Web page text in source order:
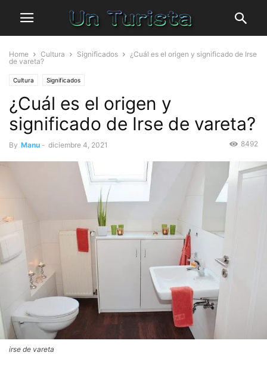
Home Cultura Significados
¿Cuál es el origen y significado de Irse
de vareta?
Cultura Significados
¿Cuál es el origen y
significado de Irse de vareta?
By Manu - diciembre 4, 2021 8492
irse de vareta